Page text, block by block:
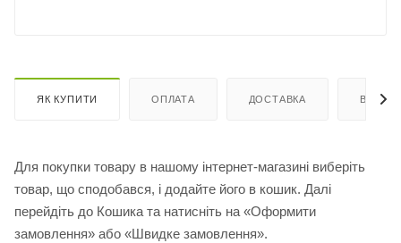
ЯК КУПИТИ ОПЛАТА ДОСТАВКА
Для покупки товару в нашому інтернет-магазині виберіть
товар, що сподобався, і додайте його в кошик. Далі
перейдіть до Кошика та натисніть на «Оформити
замовлення» або «Швидке замовлення».